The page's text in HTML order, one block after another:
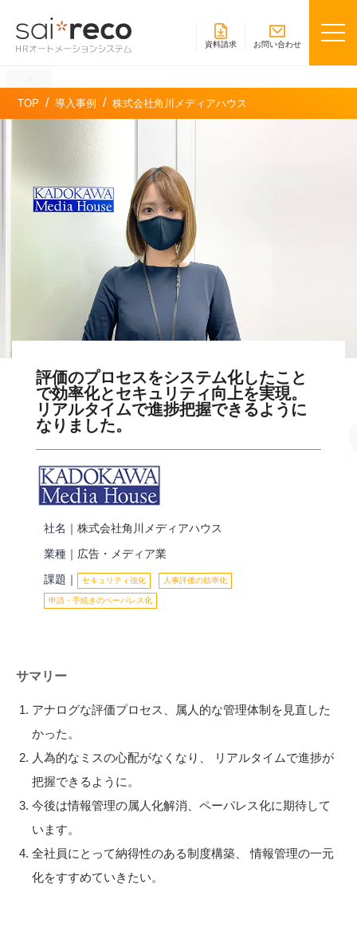
資料請求 お問い合わせ
TOP 導入事例 株式会社角川メディアハウス
サマリー
アナログな評価プロセス、属人的な管理体制を見直した
かった。
人為的なミスの心配がなくなり、 リアルタイムで進捗が
把握できるように。
今後は情報管理の属人化解消、ペーパレス化に期待して
います。
全社員にとって納得性のある制度構築、 情報管理の一元
化をすすめていきたい。
評価のプロセスをシステム化したこと
で効率化とセキュリティ向上を実現。
リアルタイムで進捗把握できるように
なりました。
社名｜ 株式会社角川メディアハウス
業種｜ 広告・メディア業
課題｜
セキュリティ強化 人事評価の効率化
申請・手続きのペーパレス化